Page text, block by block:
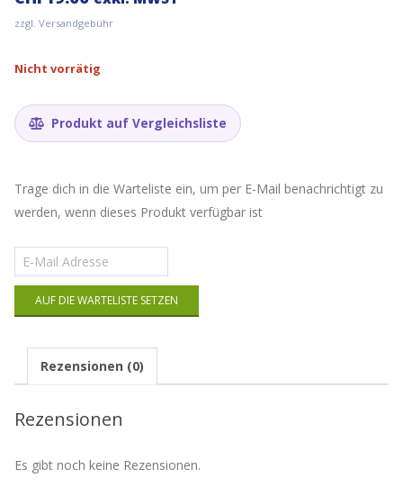
zzgl. Versandgebühr
Nicht vorrätig
Produkt auf Vergleichsliste
Trage dich in die Warteliste ein, um per E-Mail benachrichtigt zu
werden, wenn dieses Produkt verfügbar ist
Gib
deine
E-
Mail-
für
Produkt
AUF DIE WARTELISTE SETZEN
Rezensionen (0)
Rezensionen
Es gibt noch keine Rezensionen.